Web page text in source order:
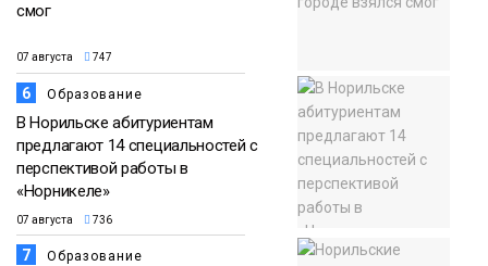
смог
07 августа 747
6 Образование
В Норильске абитуриентам
предлагают 14 специальностей с
перспективой работы в
«Норникеле»
07 августа 736
7 Образование